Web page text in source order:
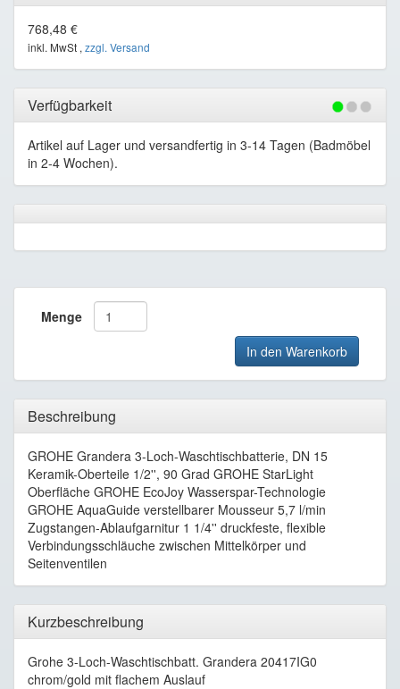
768,48 €
inkl. MwSt , zzgl. Versand
Verfügbarkeit
Artikel auf Lager und versandfertig in 3-14 Tagen (Badmöbel
in 2-4 Wochen).
Menge
In den Warenkorb
Beschreibung
GROHE Grandera 3-Loch-Waschtischbatterie, DN 15
Keramik-Oberteile 1/2'', 90 Grad GROHE StarLight
Oberfläche GROHE EcoJoy Wasserspar-Technologie
GROHE AquaGuide verstellbarer Mousseur 5,7 l/min
Zugstangen-Ablaufgarnitur 1 1/4'' druckfeste, flexible
Verbindungsschläuche zwischen Mittelkörper und
Seitenventilen
Kurzbeschreibung
Grohe 3-Loch-Waschtischbatt. Grandera 20417IG0
chrom/gold mit flachem Auslauf